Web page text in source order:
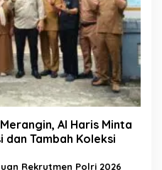
Al Haris Minta
Tambah Koleksi
Rekrutmen Polri 2026